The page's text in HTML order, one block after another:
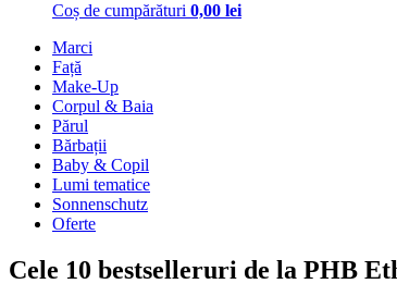
Coș de cumpărături 0,00 lei
Marci
Față
Make-Up
Corpul & Baia
Părul
Bărbații
Baby & Copil
Lumi tematice
Sonnenschutz
Oferte
Cele 10 bestselleruri de la PHB